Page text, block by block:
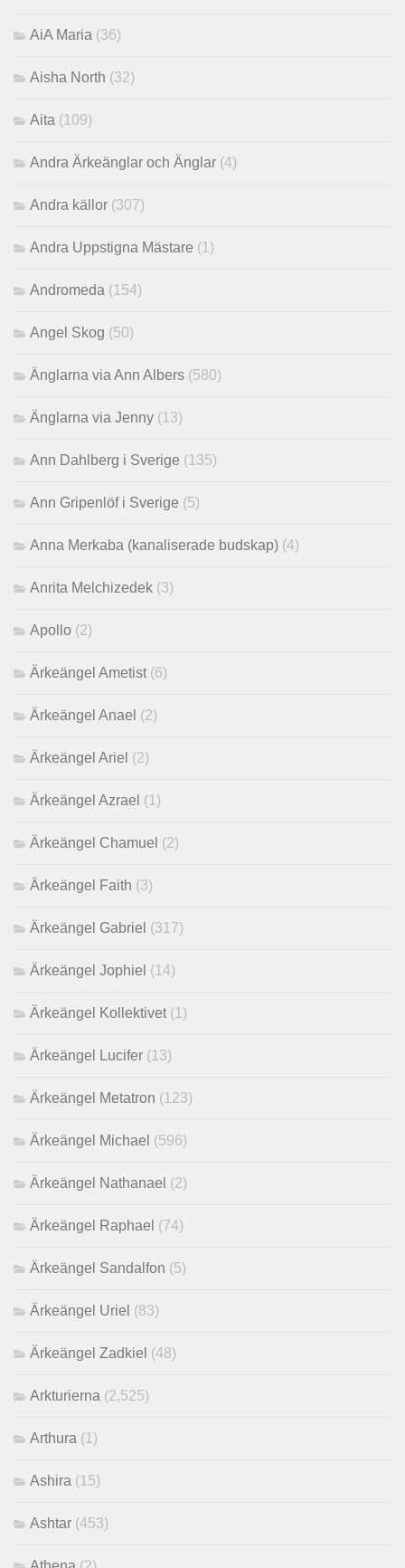
AiA Maria (36)
Aisha North (32)
Aita (109)
Andra Ärkeänglar och Änglar (4)
Andra källor (307)
Andra Uppstigna Mästare (1)
Andromeda (154)
Angel Skog (50)
Änglarna via Ann Albers (580)
Änglarna via Jenny (13)
Ann Dahlberg i Sverige (135)
Ann Gripenlöf i Sverige (5)
Anna Merkaba (kanaliserade budskap) (4)
Anrita Melchizedek (3)
Apollo (2)
Ärkeängel Ametist (6)
Ärkeängel Anael (2)
Ärkeängel Ariel (2)
Ärkeängel Azrael (1)
Ärkeängel Chamuel (2)
Ärkeängel Faith (3)
Ärkeängel Gabriel (317)
Ärkeängel Jophiel (14)
Ärkeängel Kollektivet (1)
Ärkeängel Lucifer (13)
Ärkeängel Metatron (123)
Ärkeängel Michael (596)
Ärkeängel Nathanael (2)
Ärkeängel Raphael (74)
Ärkeängel Sandalfon (5)
Ärkeängel Uriel (83)
Ärkeängel Zadkiel (48)
Arkturierna (2,525)
Arthura (1)
Ashira (15)
Ashtar (453)